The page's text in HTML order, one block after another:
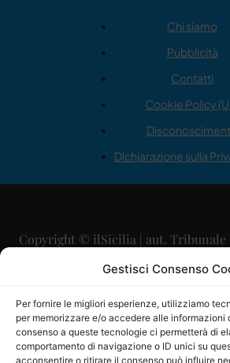
Gestisci Consenso
Per fornire le migliori esperienze, utilizziamo
per memorizzare e/o accedere alle informazioni
consenso a queste tecnologie ci permetterà di
comportamento di navigazione o ID unici su
acconsentire o ritirare il consenso può influire
Chi siamo
Pubblicità
Contatti
Cookie Policy
Dichiarazione sulla
Copyright © ilSicilia | aut. Tribunale
29/09/2015
Direttore Editoriale: